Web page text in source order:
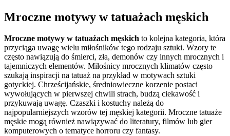
Mroczne motywy w tatuażach męskich
Mroczne motywy w tatuażach męskich to kolejna kategoria, która
przyciąga uwagę wielu miłośników tego rodzaju sztuki. Wzory te
często nawiązują do śmierci, zła, demonów czy innych mrocznych i
tajemniczych elementów. Miłośnicy mrocznych klimatów często
szukają inspiracji na tatuaż na przykład w motywach sztuki
gotyckiej. Chrześcijańskie, średniowieczne korzenie postaci
wywołujących w pierwszej chwili strach, budzą ciekawość i
przykuwają uwagę. Czaszki i kostuchy należą do
najpopularniejszych wzorów tej męskiej kategorii. Mroczne tatuaże
męskie mogą również nawiązywać do literatury, filmów lub gier
komputerowych o tematyce horroru czy fantasy.